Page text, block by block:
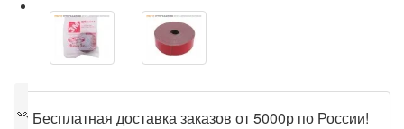
🎁 Бесплатная доставка заказов от 5000р по России!